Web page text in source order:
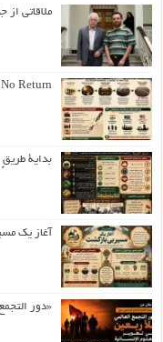
ملاقاتی
Return
بداية طريقٍ
آغاز یک
«دور